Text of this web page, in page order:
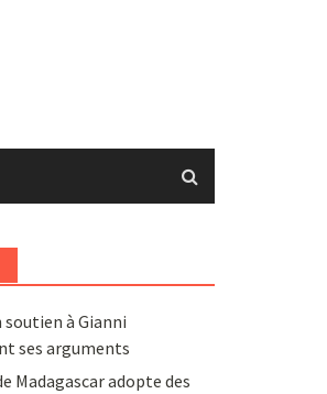
soutien à Gianni
ses arguments
Madagascar adopte des